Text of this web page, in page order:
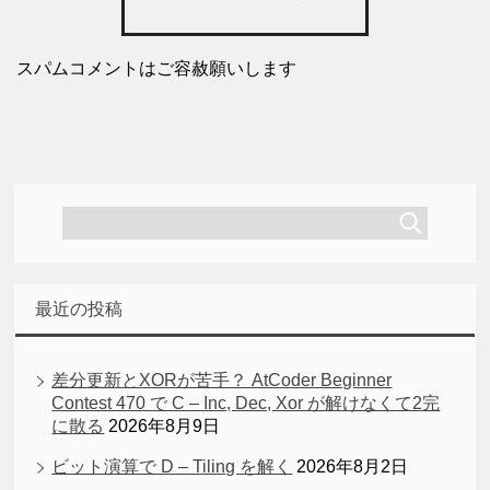
スパムコメントはご容赦願いします
最近の投稿
差分更新とXORが苦手？ AtCoder Beginner
Contest 470 で C – Inc, Dec, Xor が解けなくて2完
に散る 2026年8月9日
ビット演算で D – Tiling を解く 2026年8月2日